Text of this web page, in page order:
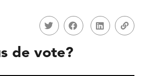
de vote?